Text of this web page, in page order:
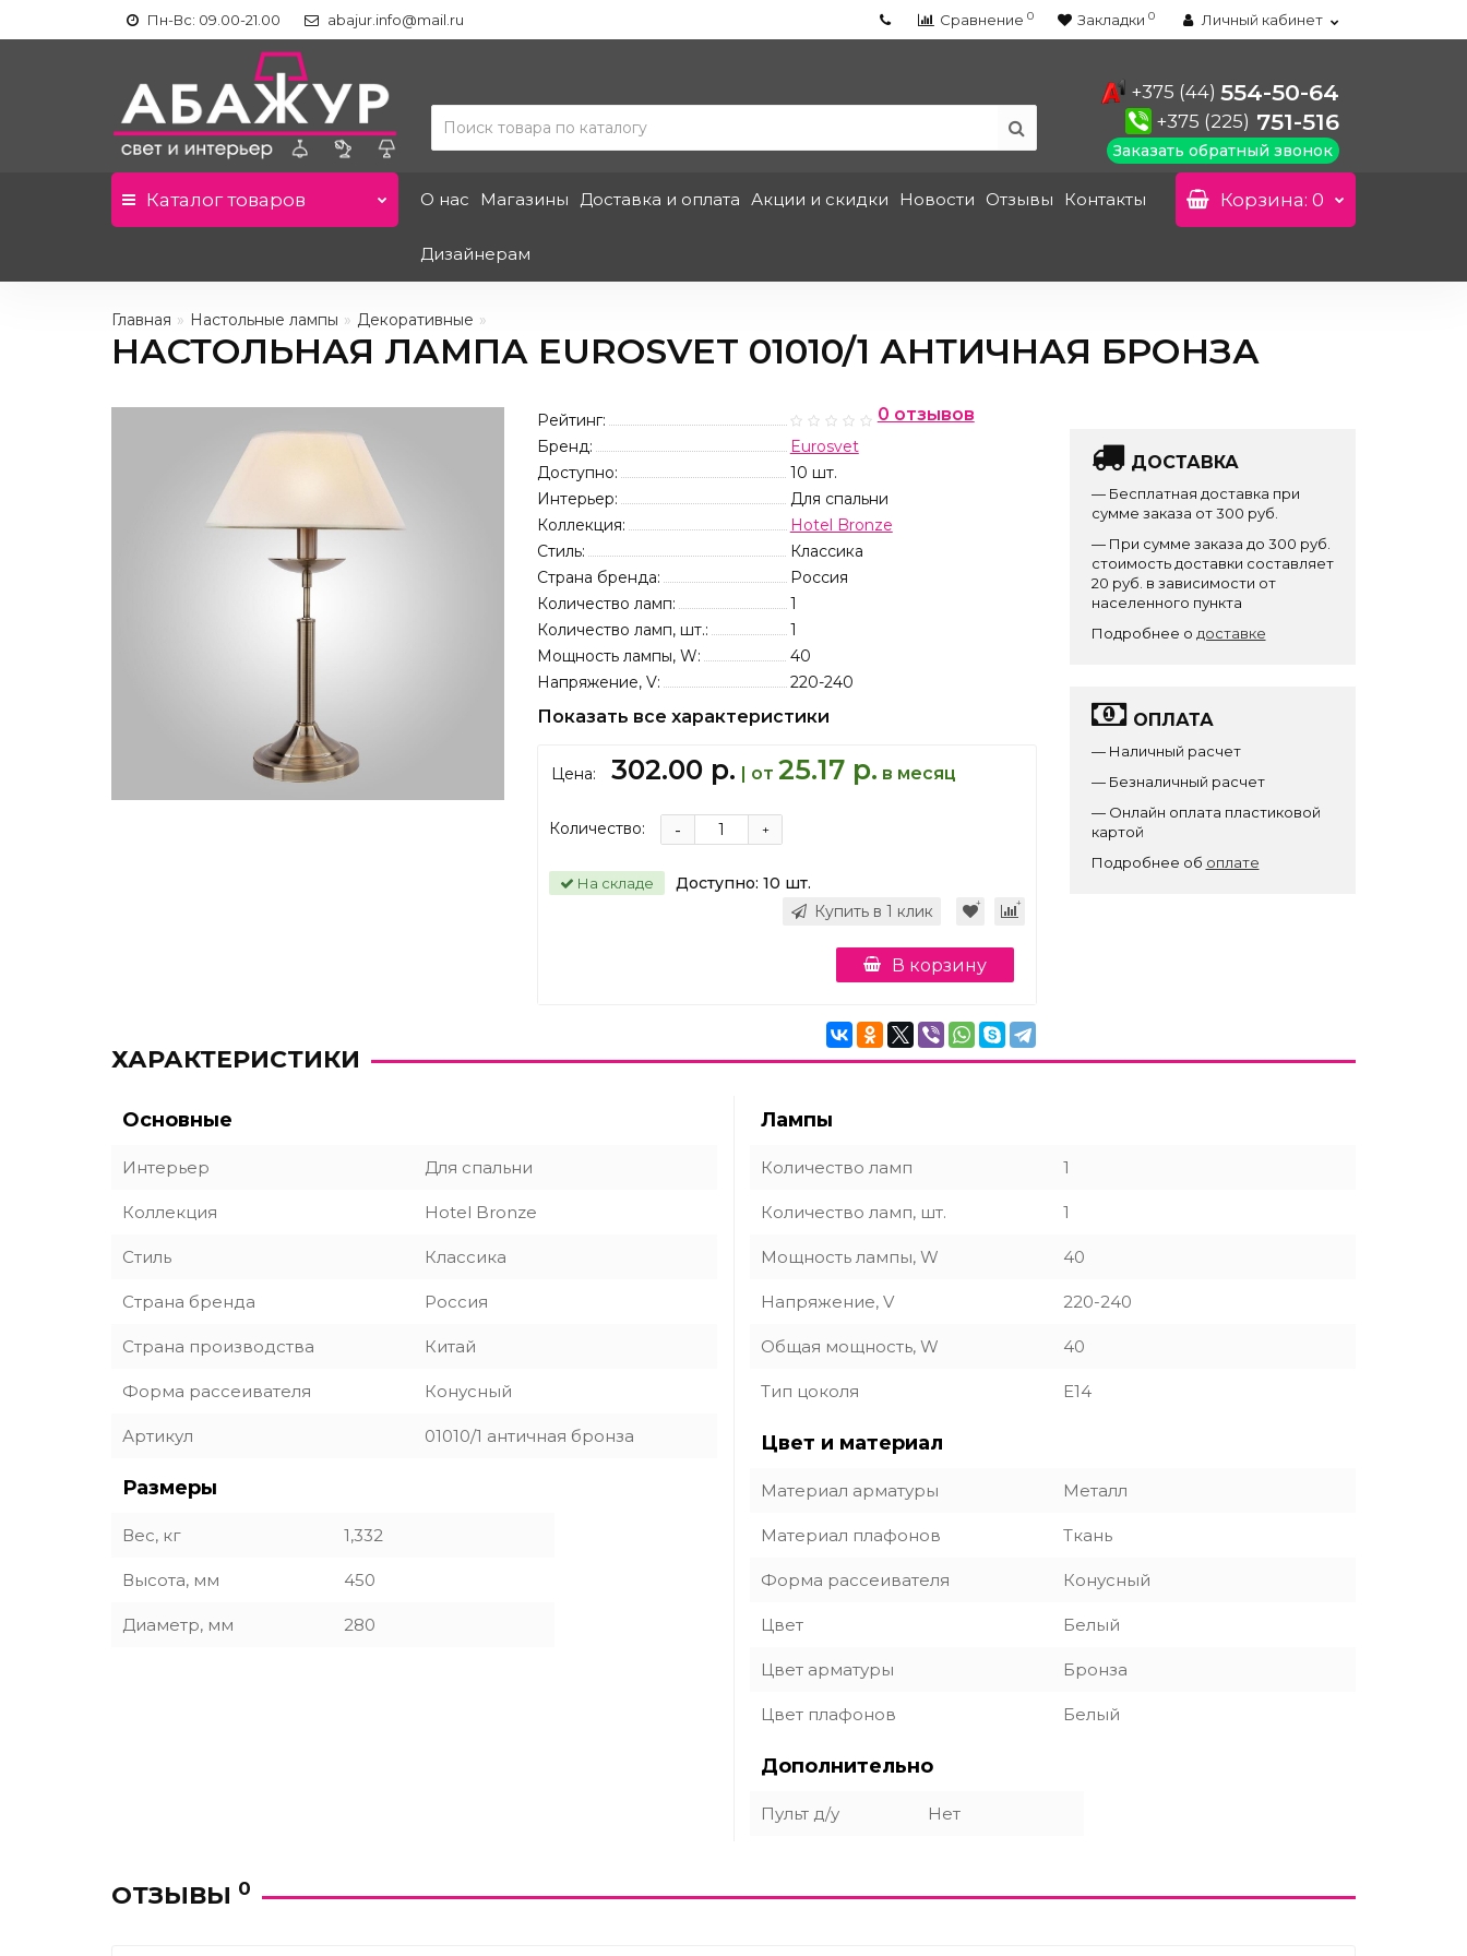
Пн-Вс: 09.00-21.00 abajur.info@mail.ru Сравнение 0 Закладки 0 Личный кабинет
+375 (44) 554-50-64
+375 (225) 751-516
Заказать обратный звонок
Каталогтоваров О нас Магазины Доставка и оплата Акции и скидки Новости Отзывы Контакты
Дизайнерам
Корзина: 0
Главная Настольные лампы Декоративные
НАСТОЛЬНАЯ ЛАМПА EUROSVET 01010/1 АНТИЧНАЯ БРОНЗА
Рейтинг: 0 отзывов
Бренд:
Eurosvet
Доступно:
10 шт.
Интерьер:
Для спальни
Коллекция:
Hotel Bronze
Стиль:
Классика
Страна бренда:
Россия
Количество ламп:
1
Количество ламп, шт.:
1
Мощность лампы, W:
40
Напряжение, V:
220-240
Показать все характеристики
Цена: 302.00 р. | от 25.17 р. в месяц
Количество: +
-
На складе Доступно: 10 шт.
Купить в 1 клик
В корзину
ДОСТАВКА
— Бесплатная доставка при
сумме заказа от 300 руб.
— При сумме заказа до 300 руб.
стоимость доставки составляет
20 руб. в зависимости от
населенного пункта
Подробнее о доставке
ОПЛАТА
— Наличный расчет
— Безналичный расчет
— Онлайн оплата пластиковой
картой
Подробнее об оплате
ХАРАКТЕРИСТИКИ
Основные
Интерьер Для спальни
Коллекция Hotel Bronze
Стиль Классика
Страна бренда Россия
Страна производства Китай
Форма рассеивателя Конусный
Артикул 01010/1 античная бронза
Размеры
Вес, кг 1,332
Высота, мм 450
Диаметр, мм 280
Лампы
Количество ламп 1
Количество ламп, шт. 1
Мощность лампы, W 40
Напряжение, V 220-240
Общая мощность, W 40
Тип цоколя E14
Цвет и материал
Материал арматуры Металл
Материал плафонов Ткань
Форма рассеивателя Конусный
Цвет Белый
Цвет арматуры Бронза
Цвет плафонов Белый
Дополнительно
Пульт д/у Нет
ОТЗЫВЫ 0